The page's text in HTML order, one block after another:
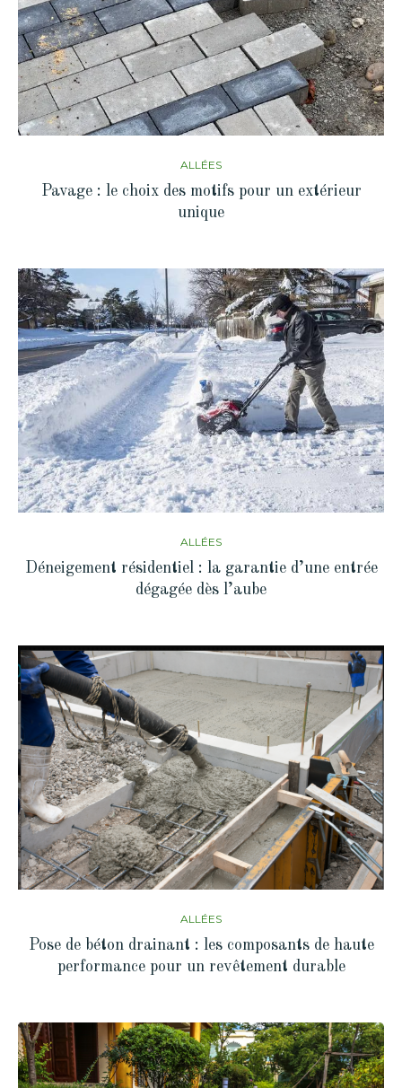
ALLÉES
Pavage : le choix des motifs pour un extérieur
unique
ALLÉES
Déneigement résidentiel : la garantie d’une entrée
dégagée dès l’aube
ALLÉES
Pose de béton drainant : les composants de haute
performance pour un revêtement durable